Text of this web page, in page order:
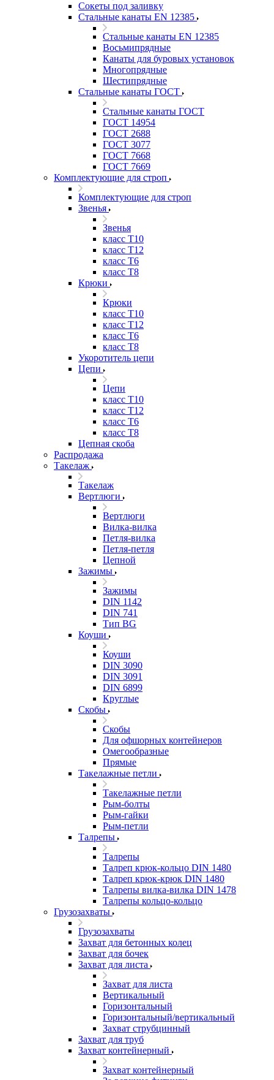
Сокеты под заливку
Стальные канаты EN 12385
Стальные канаты EN 12385
Восьмипрядные
Канаты для буровых установок
Многопрядные
Шестипрядные
Стальные канаты ГОСТ
Стальные канаты ГОСТ
ГОСТ 14954
ГОСТ 2688
ГОСТ 3077
ГОСТ 7668
ГОСТ 7669
Комплектующие для строп
Комплектующие для строп
Звенья
Звенья
класс Т10
класс Т12
класс Т6
класс Т8
Крюки
Крюки
класс Т10
класс Т12
класс Т6
класс Т8
Укоротитель цепи
Цепи
Цепи
класс Т10
класс Т12
класс Т6
класс Т8
Цепная скоба
Распродажа
Такелаж
Такелаж
Вертлюги
Вертлюги
Вилка-вилка
Петля-вилка
Петля-петля
Цепной
Зажимы
Зажимы
DIN 1142
DIN 741
Тип BG
Коуши
Коуши
DIN 3090
DIN 3091
DIN 6899
Круглые
Скобы
Скобы
Для офшорных контейнеров
Омегообразные
Прямые
Такелажные петли
Такелажные петли
Рым-болты
Рым-гайки
Рым-петли
Талрепы
Талрепы
Талреп крюк-кольцо DIN 1480
Талреп крюк-крюк DIN 1480
Талрепы вилка-вилка DIN 1478
Талрепы кольцо-кольцо
Грузозахваты
Грузозахваты
Захват для бетонных колец
Захват для бочек
Захват для листа
Захват для листа
Вертикальный
Горизонтальный
Горизонтальный/вертикальный
Захват струбцинный
Захват для труб
Захват контейнерный
Захват контейнерный